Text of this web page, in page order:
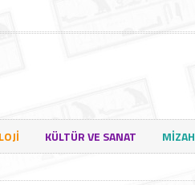
KÜLTÜR VE SANAT MIZAH